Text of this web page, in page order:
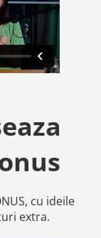
cu ideile
extra.